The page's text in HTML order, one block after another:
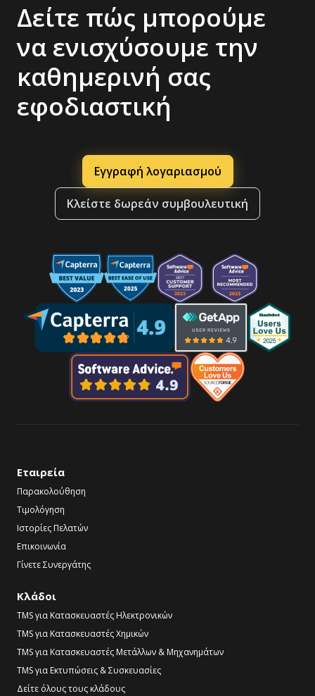
Δείτε πώς μπορούμε
να ενισχύσουμε την
καθημερινή σας
εφοδιαστική
Εγγραφή λογαριασμού
Κλείστε δωρεάν συμβουλευτική
Εταιρεία
Παρακολούθηση
Τιμολόγηση
Ιστορίες Πελατών
Επικοινωνία
Γίνετε Συνεργάτης
Κλάδοι
TMS για Κατασκευαστές Ηλεκτρονικών
TMS για Κατασκευαστές Χημικών
TMS για Κατασκευαστές Μετάλλων & Μηχανημάτων
TMS για Εκτυπώσεις & Συσκευασίες
Δείτε όλους τους κλάδους